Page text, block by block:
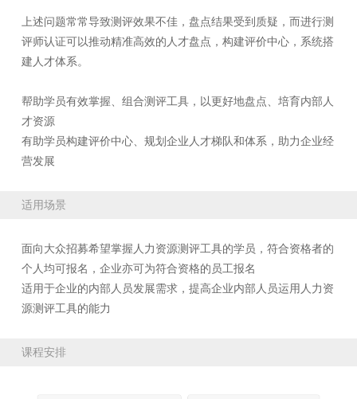
上述问题常常导致测评效果不佳，盘点结果受到质疑，而进行测
评师认证可以推动精准高效的人才盘点，构建评价中心，系统搭
建人才体系。
帮助学员有效掌握、组合测评工具，以更好地盘点、培育内部人
才资源
有助学员构建评价中心、规划企业人才梯队和体系，助力企业经
营发展
适用场景
面向大众招募希望掌握人力资源测评工具的学员，符合资格者的
个人均可报名，企业亦可为符合资格的员工报名
适用于企业的内部人员发展需求，提高企业内部人员运用人力资
源测评工具的能力
课程安排